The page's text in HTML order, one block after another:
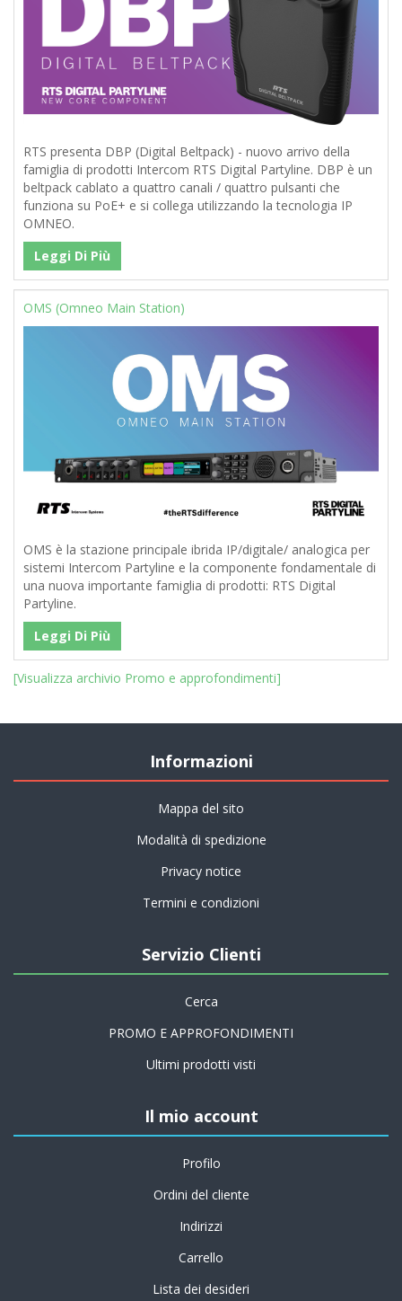
RTS presenta DBP (Digital Beltpack) - nuovo arrivo della
famiglia di prodotti Intercom RTS Digital Partyline. DBP è un
beltpack cablato a quattro canali / quattro pulsanti che
funziona su PoE+ e si collega utilizzando la tecnologia IP
OMNEO.
Leggi Di Più
OMS (Omneo Main Station)
OMS è la stazione principale ibrida IP/digitale/ analogica per
sistemi Intercom Partyline e la componente fondamentale di
una nuova importante famiglia di prodotti: RTS Digital
Partyline.
Leggi Di Più
[Visualizza archivio Promo e approfondimenti]
Informazioni
Mappa del sito
Modalità di spedizione
Privacy notice
Termini e condizioni
Servizio Clienti
Cerca
PROMO E APPROFONDIMENTI
Ultimi prodotti visti
Il mio account
Profilo
Ordini del cliente
Indirizzi
Carrello
Lista dei desideri